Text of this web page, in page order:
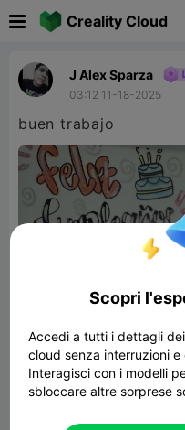
Creality Cloud
J Alex Sparza
03:12 11-18-2025
buen trabajo
Scopri
Accedi a tutti i dettagli
cloud senza interruzioni
Interagisci con i modelli
sbloccare altre sorprese